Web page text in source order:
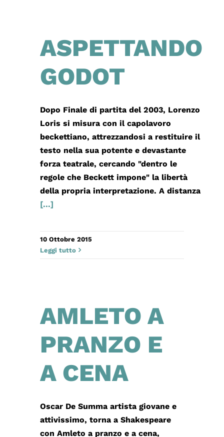
ASPETTANDO
GODOT
Dopo Finale di partita del 2003, Lorenzo
Loris si misura con il capolavoro
beckettiano, attrezzandosi a restituire il
testo nella sua potente e devastante
forza teatrale, cercando "dentro le
regole che Beckett impone" la libertà
della propria interpretazione. A distanza
[...]
10 Ottobre 2015
Leggi tutto
AMLETO A
PRANZO E
A CENA
Oscar De Summa artista giovane e
attivissimo, torna a Shakespeare
con Amleto a pranzo e a cena,